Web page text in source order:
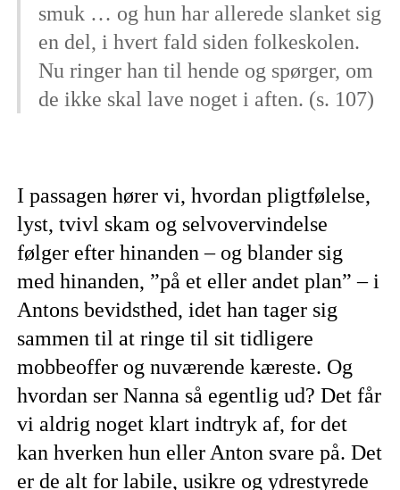
smuk … og hun har allerede slanket sig
en del, i hvert fald siden folkeskolen.
Nu ringer han til hende og spørger, om
de ikke skal lave noget i aften. (s. 107)
I passagen hører vi, hvordan pligtfølelse,
lyst, tvivl skam og selvovervindelse
følger efter hinanden – og blander sig
med hinanden, ”på et eller andet plan” – i
Antons bevidsthed, idet han tager sig
sammen til at ringe til sit tidligere
mobbeoffer og nuværende kæreste. Og
hvordan ser Nanna så egentlig ud? Det får
vi aldrig noget klart indtryk af, for det
kan hverken hun eller Anton svare på. Det
er de alt for labile, usikre og ydrestyrede